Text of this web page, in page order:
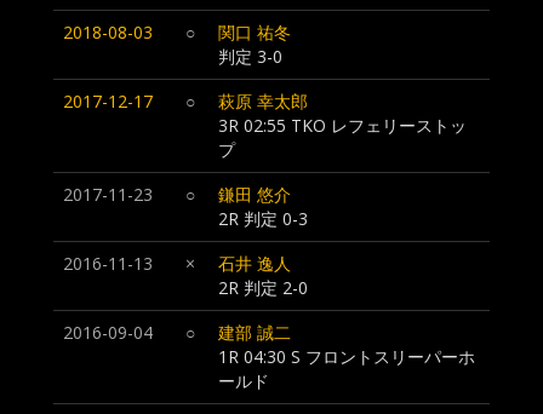
2018-08-03
○
関口 祐冬
判定 3-0
2017-12-17
○
萩原 幸太郎
3R 02:55 TKO レフェリーストッ
プ
2017-11-23
○
鎌田 悠介
2R 判定 0-3
2016-11-13
×
石井 逸人
2R 判定 2-0
2016-09-04
○
建部 誠二
1R 04:30 S フロントスリーパーホ
ールド